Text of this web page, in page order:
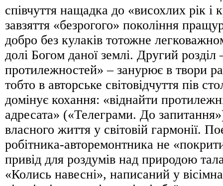
співчуття нащадка до «висохлих рік і
завзяття «безрогого» покоління
добро без кулаків тотожне
долі Богом даної землі. Другий розділ
протилежностей» – занурює в твори
тобто в авторське світовідчуття пів
домінує кохання: «віднайти
адресата» («Телеграми. До
власного життя у світовій гармонії.
робітника-авторемонтника не
привід для роздумів над природою
«Колись навесні», написаний у